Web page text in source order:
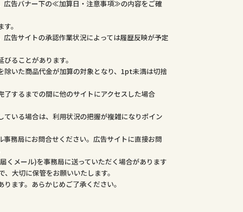
広告バナー下の≪加算日・注意事項≫の内容をご確
。
告サイトの承認作業状況によっては履歴反映が予定
ることがあります。
除いた商品代金が加算の対象となり、1pt未満は切捨
するまでの間に他のサイトにアクセスした場合
いる場合は、利用状況の把握が複雑になりポイン
務局にお問合せください。広告サイトに直接お問
くメール)を事務局に送っていただく場合があります
大切に保管をお願いいたします。
ます。あらかじめご了承ください。